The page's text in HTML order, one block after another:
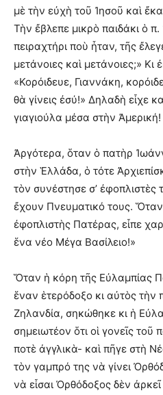
μὲ τὴν εὐχὴ τοῦ Ἰησοῦ καὶ
Τὴν ἔβλεπε μικρὸ παιδάκι ὁ
πειραχτήρι ποὺ ἦταν, τῆς
μετάνοιες καὶ μετάνοιες;» Κι
«Κορόιδευε, Γιαννάκη,
θὰ γίνεις ἐσύ!» Δηλαδὴ εἶχε
γιαγιούλα μέσα στὴν Ἀμερική!
Ἀργότερα, ὅταν ὁ πατὴρ
στὴν Ἑλλάδα, ὁ τότε
τὸν συνέστησε σ’ ἐφοπλιστὲς
ἔχουν Πνευματικό τους.
ἐφοπλιστὴς Πατέρας, εἶπε
ἕνα νέο Μέγα Βασίλειο!»
Ὅταν ἡ κόρη τῆς Εὐλαμπίας
ἕναν ἑτερόδοξο κι αὐτὸς τὴν
Ζηλανδία, σηκώθηκε κι ἡ
σημειωτέον ὅτι οἱ γονεῖς
ποτὲ ἀγγλικὰ- καὶ πῆγε στὴ
τὸν γαμπρό της νὰ γίνει
νὰ εἶσαι Ὀρθόδοξος δὲν